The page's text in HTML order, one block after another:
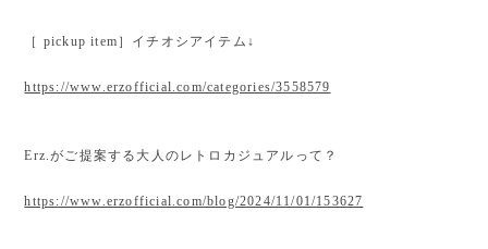
［ pickup item］イチオシアイテム↓
https://www.erzofficial.com/categories/3558579
Erz.がご提案する大人のレトロカジュアルって？
https://www.erzofficial.com/blog/2024/11/01/153627